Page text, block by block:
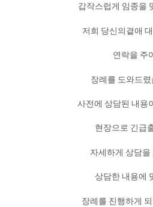
갑작스럽게 임종을
저희 당신의곁애
연락을 주
장례를 도와드
사전에 상담된 내용
현장으로 긴급
자세하게 상담을
상담한 내용에
장례를 진행하게